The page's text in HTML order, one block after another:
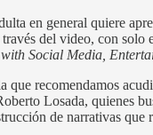
en general quiere
del video, con
Social Media,
que recomendamos
Losada, quienes
de narrativas que